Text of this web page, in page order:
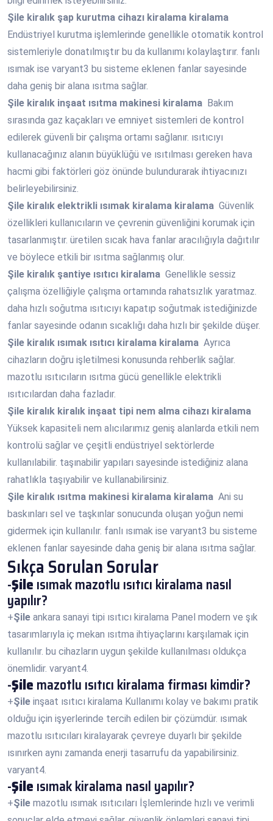
Şile kiralık şap kurutma cihazı kiralama kiralama
Endüstriyel kurutma işlemlerinde genellikle otomatik kontrol
sistemleriyle donatılmıştır bu da kullanımı kolaylaştırır. fanlı
ısımak ise varyant3 bu sisteme eklenen fanlar sayesinde
daha geniş bir alana ısıtma sağlar.
Şile kiralık inşaat ısıtma makinesi kiralama Bakım
sırasında gaz kaçakları ve emniyet sistemleri de kontrol
edilerek güvenli bir çalışma ortamı sağlanır. ısıtıcıyı
kullanacağınız alanın büyüklüğü ve ısıtılması gereken hava
hacmi gibi faktörleri göz önünde bulundurarak ihtiyacınızı
belirleyebilirsiniz.
Şile kiralık elektrikli ısımak kiralama kiralama Güvenlik
özellikleri kullanıcıların ve çevrenin güvenliğini korumak için
tasarlanmıştır. üretilen sıcak hava fanlar aracılığıyla dağıtılır
ve böylece etkili bir ısıtma sağlanmış olur.
Şile kiralık şantiye ısıtıcı kiralama Genellikle sessiz
çalışma özelliğiyle çalışma ortamında rahatsızlık yaratmaz.
daha hızlı soğutma ısıtıcıyı kapatıp soğutmak istediğinizde
fanlar sayesinde odanın sıcaklığı daha hızlı bir şekilde düşer.
Şile kiralık ısımak ısıtıcı kiralama kiralama Ayrıca
cihazların doğru işletilmesi konusunda rehberlik sağlar.
mazotlu ısıtıcıların ısıtma gücü genellikle elektrikli
ısıtıcılardan daha fazladır.
Şile kiralık kiralık inşaat tipi nem alma cihazı kiralama
Yüksek kapasiteli nem alıcılarımız geniş alanlarda etkili nem
kontrolü sağlar ve çeşitli endüstriyel sektörlerde
kullanılabilir. taşınabilir yapıları sayesinde istediğiniz alana
rahatlıkla taşıyabilir ve kullanabilirsiniz.
Şile kiralık ısıtma makinesi kiralama kiralama Ani su
baskınları sel ve taşkınlar sonucunda oluşan yoğun nemi
gidermek için kullanılır. fanlı ısımak ise varyant3 bu sisteme
eklenen fanlar sayesinde daha geniş bir alana ısıtma sağlar.
Sıkça Sorulan Sorular
-Şile ısımak mazotlu ısıtıcı kiralama nasıl
yapılır?
+Şile ankara sanayi tipi ısıtıcı kiralama Panel modern ve şık
tasarımlarıyla iç mekan ısıtma ihtiyaçlarını karşılamak için
kullanılır. bu cihazların uygun şekilde kullanılması oldukça
önemlidir. varyant4.
-Şile mazotlu ısıtıcı kiralama firması kimdir?
+Şile inşaat ısıtıcı kiralama Kullanımı kolay ve bakımı pratik
olduğu için işyerlerinde tercih edilen bir çözümdür. ısımak
mazotlu ısıtıcıları kiralayarak çevreye duyarlı bir şekilde
ısınırken aynı zamanda enerji tasarrufu da yapabilirsiniz.
varyant4.
-Şile ısımak kiralama nasıl yapılır?
+Şile mazotlu ısımak ısıtıcıları İşlemlerinde hızlı ve verimli